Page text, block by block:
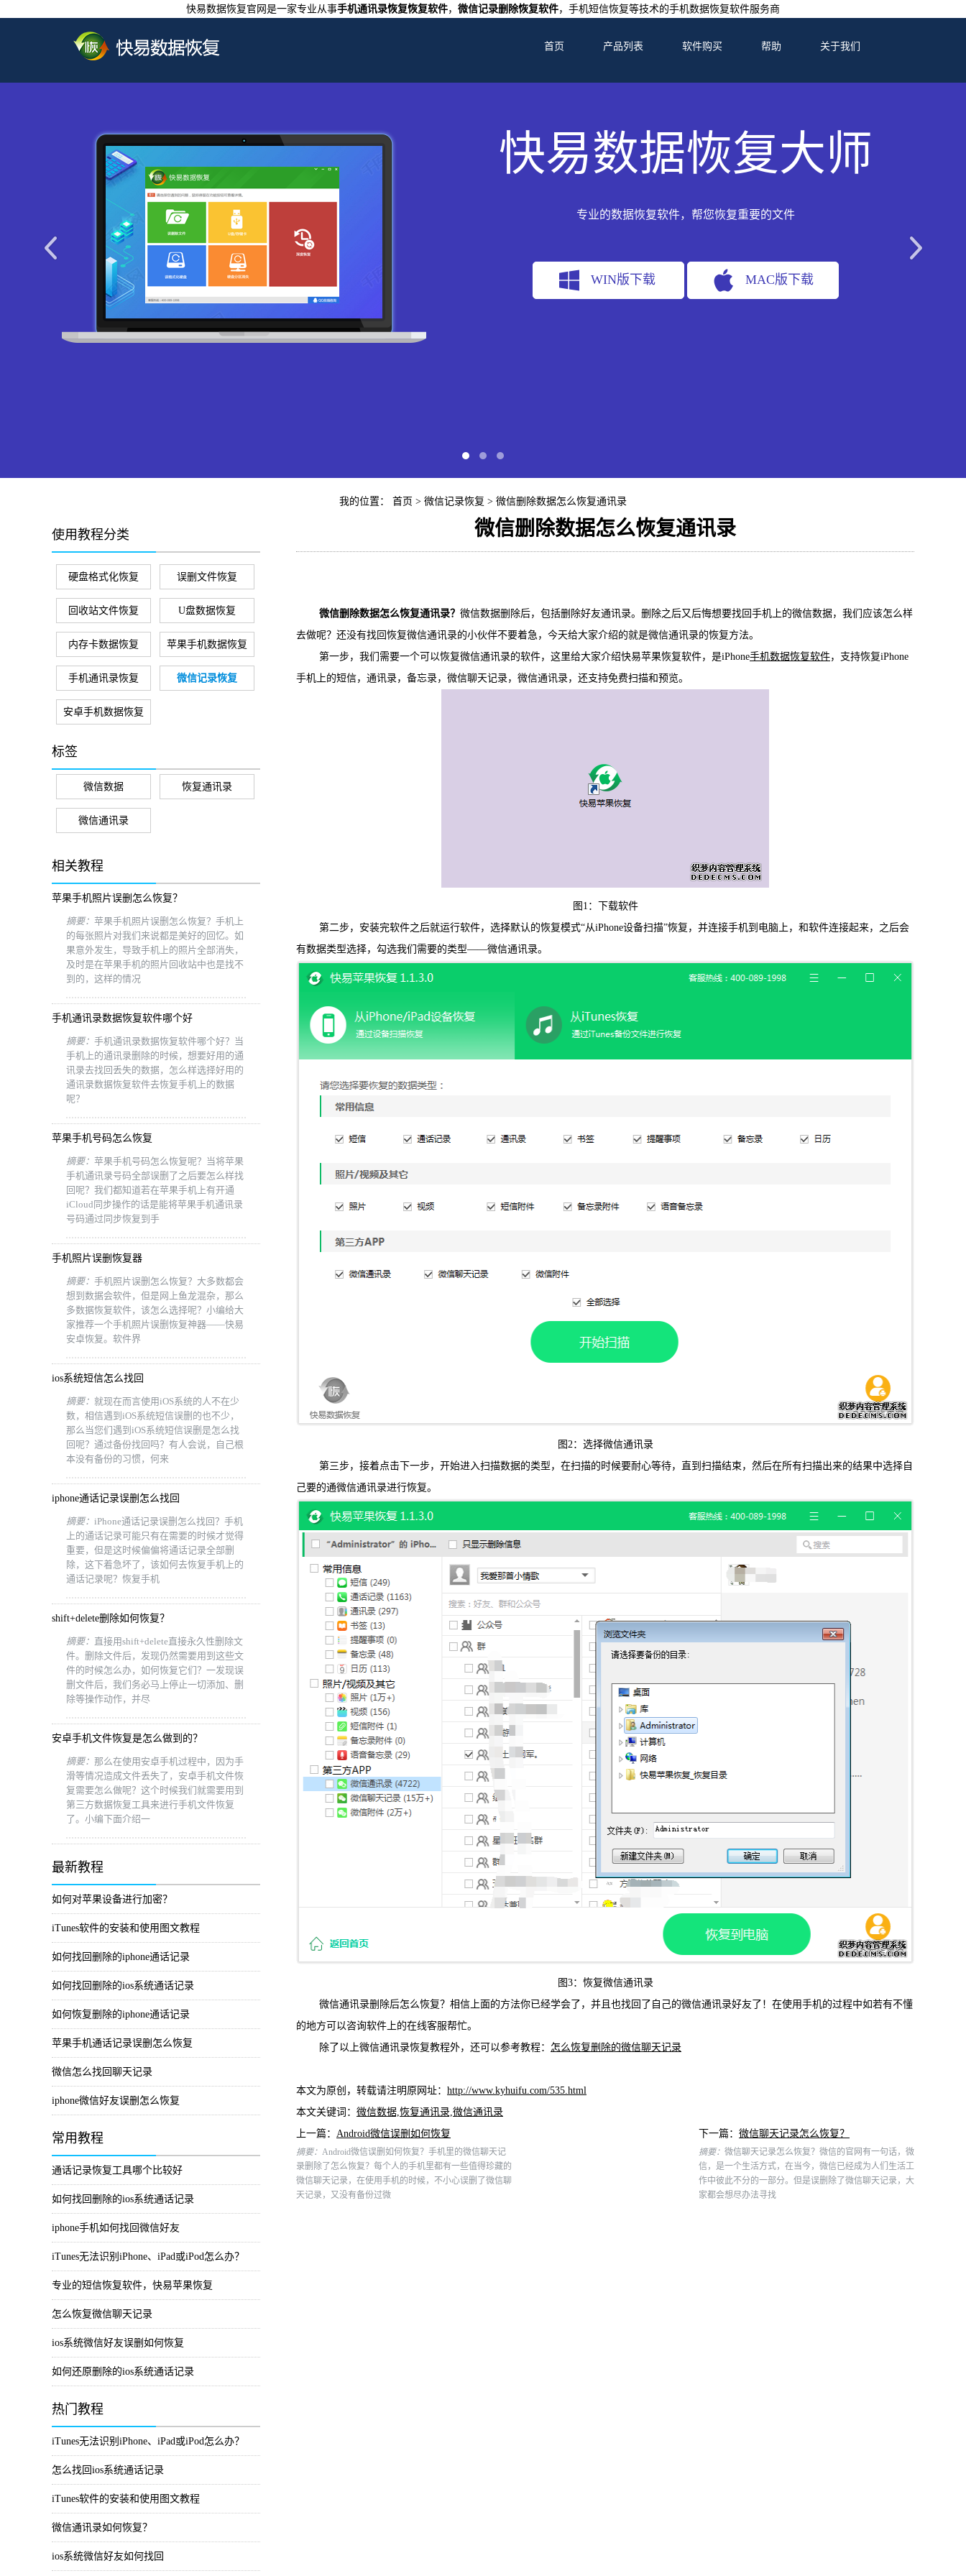
快易数据恢复官网是一家专业从事手机通讯录恢复恢复软件， 微信记录删除恢复软件，手机短信恢复等技术的手机数据恢复软件服务商
首页 产品列表 软件购买 帮助 关于我们
快易数据恢复大师
专业的数据恢复软件，帮您恢复重要的文件
WIN版下载 MAC版下载
快易苹果恢复大师
iPhone/iPad数据轻松恢复
WIN版下载
快易安卓恢复大师
我的位置： 首页 > 微信记录恢复 > 微信删除数据怎么恢复通讯录
使用教程分类
硬盘格式化恢复 误删文件恢复
回收站文件恢复 U盘数据恢复
内存卡数据恢复 苹果手机数据恢复
手机通讯录恢复 微信记录恢复
安卓手机数据恢复
标签
微信数据 恢复通讯录
微信通讯录
相关教程
苹果手机照片误删怎么恢复？
摘要： 苹果手机照片误删怎么恢复？手机上
的每张照片对我们来说都是美好的回忆。如
果意外发生，导致手机上的照片全部消失，
及时是在苹果手机的照片回收站中也是找不
到的，这样的情况
手机通讯录数据恢复软件哪个好
摘要： 手机通讯录数据恢复软件哪个好？当
手机上的通讯录删除的时候，想要好用的通
讯录去找回丢失的数据，怎么样选择好用的
通讯录数据恢复软件去恢复手机上的数据
呢？
苹果手机号码怎么恢复
摘要： 苹果手机号码怎么恢复呢？当将苹果
手机通讯录号码全部误删了之后要怎么样找
回呢？我们都知道若在苹果手机上有开通
iCloud同步操作的话是能将苹果手机通讯录
号码通过同步恢复到手
手机照片误删恢复器
摘要： 手机照片误删怎么恢复？大多数都会
想到数据会软件，但是网上鱼龙混杂，那么
多数据恢复软件，该怎么选择呢？小编给大
家推荐一个手机照片误删恢复神器——快易
安卓恢复。软件界
ios系统短信怎么找回
摘要： 就现在而言使用iOS系统的人不在少
数，相信遇到iOS系统短信误删的也不少，
那么当您们遇到iOS系统短信误删是怎么找
回呢？通过备份找回吗？有人会说，自己根
本没有备份的习惯，何来
iphone通话记录误删怎么找回
摘要： iPhone通话记录误删怎么找回？手机
上的通话记录可能只有在需要的时候才觉得
重要，但是这时候偏偏将通话记录全部删
除，这下着急坏了，该如何去恢复手机上的
通话记录呢？恢复手机
shift+delete删除如何恢复？
摘要： 直接用shift+delete直接永久性删除文
件。删除文件后，发现仍然需要用到这些文
件的时候怎么办，如何恢复它们？一发现误
删文件后，我们务必马上停止一切添加、删
除等操作动作，并尽
安卓手机文件恢复是怎么做到的？
摘要： 那么在使用安卓手机过程中，因为手
滑等情况造成文件丢失了，安卓手机文件恢
复需要怎么做呢？这个时候我们就需要用到
第三方数据恢复工具来进行手机文件恢复
了。小编下面介绍一
最新教程
如何对苹果设备进行加密？
iTunes软件的安装和使用图文教程
如何找回删除的iphone通话记录
如何找回删除的ios系统通话记录
如何恢复删除的iphone通话记录
苹果手机通话记录误删怎么恢复
微信怎么找回聊天记录
iphone微信好友误删怎么恢复
常用教程
通话记录恢复工具哪个比较好
如何找回删除的ios系统通话记录
iphone手机如何找回微信好友
iTunes无法识别iPhone、iPad或iPod怎么办？
专业的短信恢复软件，快易苹果恢复
怎么恢复微信聊天记录
ios系统微信好友误删如何恢复
如何还原删除的ios系统通话记录
热门教程
iTunes无法识别iPhone、iPad或iPod怎么办？
怎么找回ios系统通话记录
iTunes软件的安装和使用图文教程
微信通讯录如何恢复？
ios系统微信好友如何找回
微信删除数据怎么恢复通讯录
微信删除数据怎么恢复通讯录？ 微信数据删除后，包括删除好友通讯录。删除之后又后悔想要找回手机上的微信数据，我们应该怎么样
去做呢？还没有找回恢复微信通讯录的小伙伴不要着急，今天给大家介绍的就是微信通讯录的恢复方法。
第一步，我们需要一个可以恢复微信通讯录的软件，这里给大家介绍快易苹果恢复软件，是iPhone手机数据恢复软件，支持恢复iPhone
手机上的短信，通讯录，备忘录，微信聊天记录，微信通讯录，还支持免费扫描和预览。
图1：下载软件
第二步，安装完软件之后就运行软件，选择默认的恢复模式“从iPhone设备扫描”恢复，并连接手机到电脑上，和软件连接起来，之后会
有数据类型选择，勾选我们需要的类型——微信通讯录。
图2：选择微信通讯录
第三步，接着点击下一步，开始进入扫描数据的类型，在扫描的时候要耐心等待，直到扫描结束，然后在所有扫描出来的结果中选择自
己要的通微信通讯录进行恢复。
图3：恢复微信通讯录
微信通讯录删除后怎么恢复？相信上面的方法你已经学会了，并且也找回了自己的微信通讯录好友了！在使用手机的过程中如若有不懂
的地方可以咨询软件上的在线客服帮忙。
除了以上微信通讯录恢复教程外，还可以参考教程： 怎么恢复删除的微信聊天记录
本文为原创，转载请注明原网址： http://www.kyhuifu.com/535.html
本文关键词： 微信数据,恢复通讯录,微信通讯录
上一篇： Android微信误删如何恢复
摘要： Android微信误删如何恢复？手机里的微信聊天记
录删除了怎么恢复？每个人的手机里都有一些值得珍藏的
微信聊天记录，在使用手机的时候，不小心误删了微信聊
天记录，又没有备份过微
下一篇： 微信聊天记录怎么恢复？
摘要： 微信聊天记录怎么恢复？微信的官网有一句话，微
信，是一个生活方式，在当今，微信已经成为人们生活工
作中彼此不分的一部分。但是误删除了微信聊天记录，大
家都会想尽办法寻找